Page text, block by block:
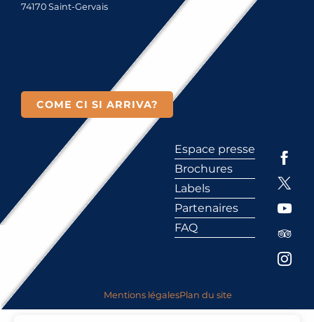
74170 Saint-Gervais
COME CI SI ARRIVA?
Espace presse
Brochures
Labels
Partenaires
FAQ
Mentions légalesPlan du site